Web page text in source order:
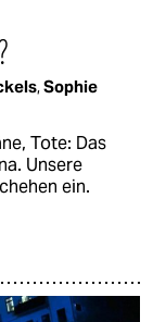
,Sophie
Tote: Das
Unsere
ein.